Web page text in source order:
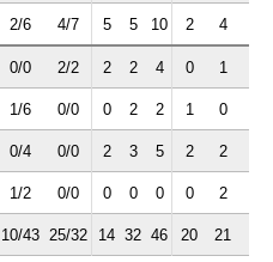
2/6 4/7 5 5 10 2 4
0/0 2/2 2 2 4 0 1
1/6 0/0 0 2 2 1 0
0/4 0/0 2 3 5 2 2
1/2 0/0 0 0 0 0 2
10/43 25/32 14 32 46 20 21